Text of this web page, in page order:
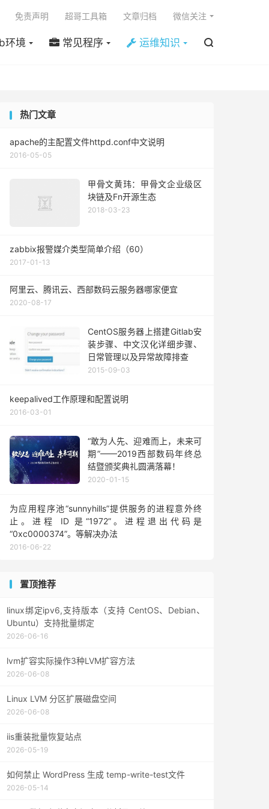
环境 常见程序 运维知识 
免责声明 超哥工具箱 文章归档 微信关注
热门文章
apache的主配置文件httpd.conf中文说明
2016-05-05
甲骨文黄玮：甲骨文企业级区
块链及Fn开源生态
2018-03-23
zabbix报警媒介类型简单介绍（60）
2017-01-13
阿里云、腾讯云、西部数码云服务器哪家便宜
2020-08-17
CentOS服务器上搭建Gitlab安
装步骤、中文汉化详细步骤、
日常管理以及异常故障排查
2015-09-03
keepalived工作原理和配置说明
2016-03-01
“敢为人先、迎难而上，未来可
期”——2019西部数码年终总
结暨颁奖典礼圆满落幕！
2020-01-15
为应用程序池“sunnyhills”提供服务的进程意外终
止。进程 ID 是“1972”。进程退出代码是
“0xc0000374”。等解决办法
2016-06-22
置顶推荐
linux绑定ipv6,支持版本（支持 CentOS、Debian、
Ubuntu）支持批量绑定
2026-06-16
lvm扩容实际操作3种LVM扩容方法
2026-06-08
Linux LVM 分区扩展磁盘空间
2026-06-08
iis重装批量恢复站点
2026-05-19
如何禁止 WordPress 生成 temp-write-test文件
2026-05-14